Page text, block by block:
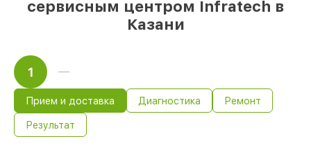
сервисным центром Infratech в
Казани
1
Прием и доставка Диагностика Ремонт
Результат